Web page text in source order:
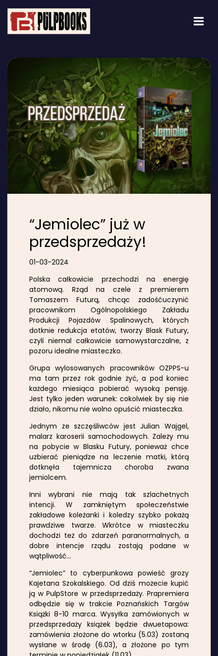
“Jemiolec” już w
przedsprzedaży!
01-03-2024
Polska całkowicie przechodzi na energię
atomową. Rząd na czele z premierem
Tomaszem Futurą, chcąc zadośćuczynić
pracownikom Ogólnopolskiego Zakładu
Produkcji Pojazdów Spalinowych, których
dotknie redukcja etatów, tworzy Blask Futury,
czyli niemal całkowicie samowystarczalne, z
pozoru idealne miasteczko.
Grupa wylosowanych pracowników OZPPS-u
ma tam przez rok godnie żyć, a pod koniec
każdego miesiąca pobierać wysoką pensję.
Jest tylko jeden warunek: cokolwiek by się nie
działo, nikomu nie wolno opuścić miasteczka.
Jednym ze szczęśliwców jest Julian Wajgel,
malarz karoserii samochodowych. Zależy mu
na pobycie w Blasku Futury, ponieważ chce
uzbierać pieniądze na leczenie matki, którą
dotknęła tajemnicza choroba zwana
jemiolcem.
Inni wybrani nie mają tak szlachetnych
intencji. W zamkniętym społeczeństwie
zakładowe koleżanki i koledzy szybko pokażą
prawdziwe twarze. Wkrótce w miasteczku
dochodzi też do zdarzeń paranormalnych, a
dobre intencje rządu zostają podane w
wątpliwość…
“Jemiolec” to cyberpunkowa powieść grozy
Kajetana Szokalskiego. Od dziś możecie kupić
ją w PulpStore w przedsprzedaży. Prapremiera
odbędzie się w trakcie Poznańskich Targów
Książki 8-10 marca. Wysyłka zamówionych w
przedsprzedaży książek będzie dwuetapowa:
zamówienia złożone do wtorku (5.03) zostaną
wysłane w środę (6.03), a złożone po tym